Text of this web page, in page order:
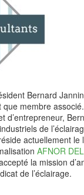
Bernard
membre
d’entrepreneur,
de
actuellement le
AFNOR
la mission
de l’éclairage.